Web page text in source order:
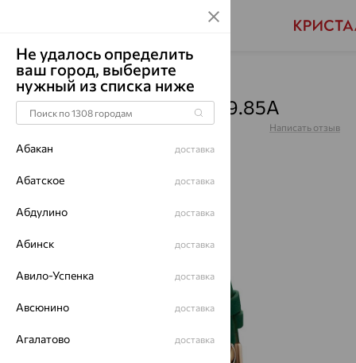
Главная Каталог Часы
Часы, серебро, 1308.0.19.85A
Артикул:1308.0.19.85A
Написать отзыв
Не удалось определить
ваш город, выберите
нужный из списка ниже
Абакан доставка
Абатское доставка
Абдулино доставка
Абинск доставка
Авило-Успенка доставка
Авсюнино доставка
Агалатово доставка